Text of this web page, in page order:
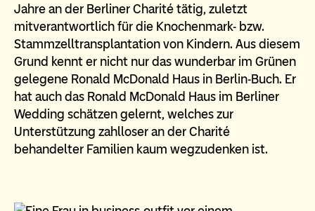
Jahre an der Berliner Charité tätig, zuletzt
mitverantwortlich für die Knochenmark- bzw.
Stammzelltransplantation von Kindern. Aus diesem
Grund kennt er nicht nur das wunderbar im Grünen
gelegene Ronald McDonald Haus in Berlin-Buch. Er
hat auch das Ronald McDonald Haus im Berliner
Wedding schätzen gelernt, welches zur
Unterstützung zahlloser an der Charité
behandelter Familien kaum wegzudenken ist.